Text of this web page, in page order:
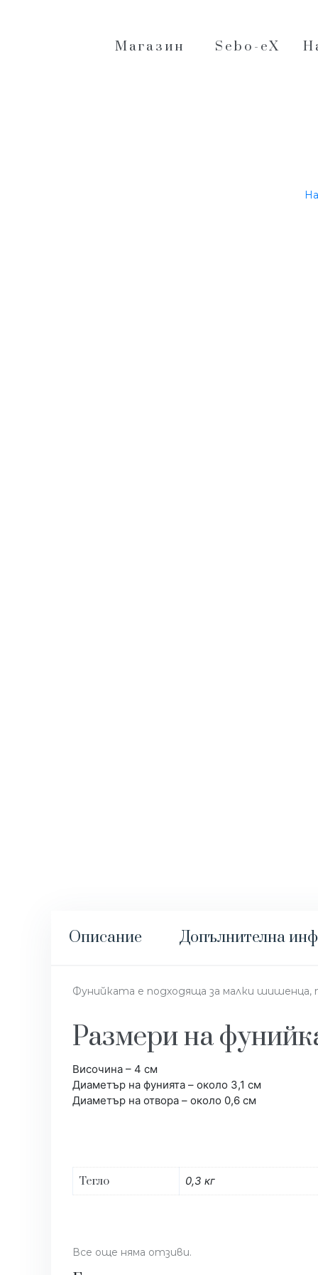
Магазин Sebo-eX
Описание Допълнителна
Фунийката е подходяща за малки шишенца,
Размери на
Височина – 4 см
Диаметър на фунията – около 3,1 см
Диаметър на отвора – около 0,6 см
Тегло 0,3 кг
Все още няма отзиви.